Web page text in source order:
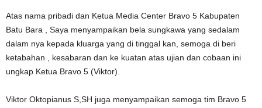
Atas nama pribadi dan Ketua Media Center Bravo 5 Kabupaten
Batu Bara , Saya menyampaikan bela sungkawa yang sedalam
dalam nya kepada kluarga yang di tinggal kan, semoga di beri
ketabahan , kesabaran dan ke kuatan atas ujian dan cobaan ini
ungkap Ketua Bravo 5 (Viktor).
Viktor Oktopianus S,SH juga menyampaikan semoga tim Bravo 5